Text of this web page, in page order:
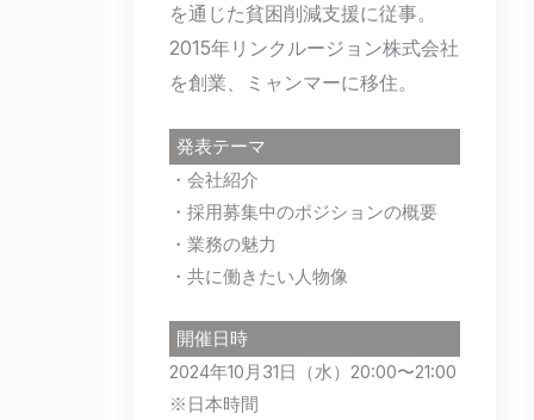
を通じた貧困削減支援に従事。
2015年リンクルージョン株式会社
を創業、ミャンマーに移住。
発表テーマ
・会社紹介
・採用募集中のポジションの概要
・業務の魅力
・共に働きたい人物像
開催日時
2024年10月31日（水）20:00〜21:00
※日本時間